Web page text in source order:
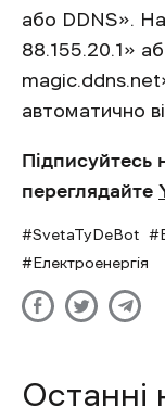
або DDNS».
88.155.20.1»
автоматично
Підписуйтесь
переглядайте
SvetaTyDeBot
Електроенергія
Останні